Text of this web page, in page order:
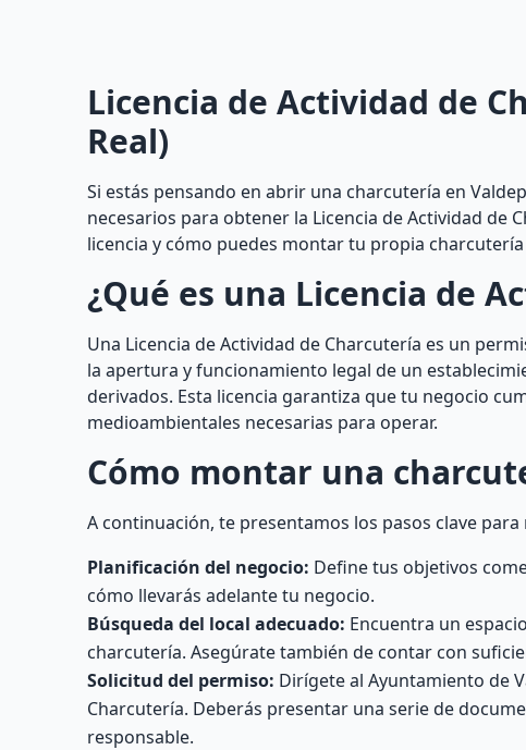
Licencia de Actividad de
Real)
Si estás pensando en abrir una charcutería en
necesarios para obtener la Licencia de Actividad de
licencia y cómo puedes montar tu propia
¿Qué es una Licencia de
Una Licencia de Actividad de Charcutería es un
la apertura y funcionamiento legal de un
derivados. Esta licencia garantiza que tu negocio
medioambientales necesarias para operar.
Cómo montar una
A continuación, te presentamos los pasos clave
Planificación del negocio: Define tus objetivos
cómo llevarás adelante tu negocio.
Búsqueda del local adecuado: Encuentra un
charcutería. Asegúrate también de contar con
Solicitud del permiso: Dirígete al Ayuntamiento de
Charcutería. Deberás presentar una serie de
responsable.